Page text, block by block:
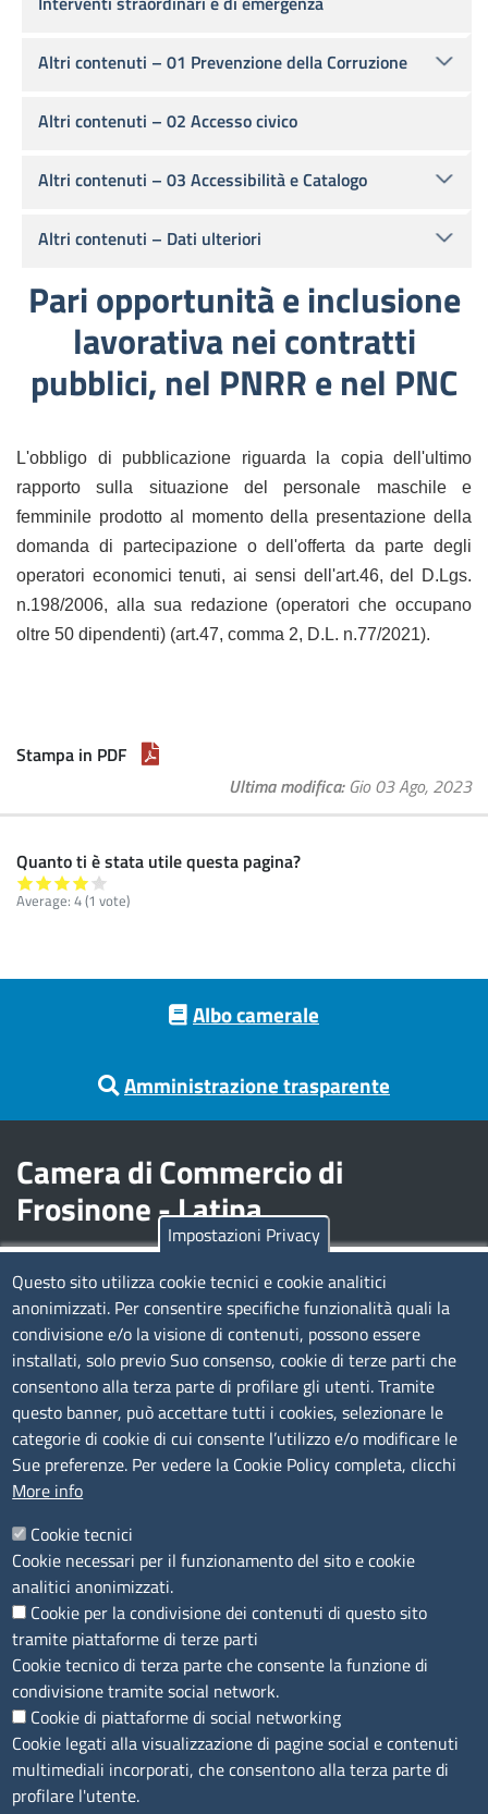
Pari opportunità e inclusione
lavorativa nei contratti
pubblici, nel PNRR e nel PNC
L'obbligo di pubblicazione riguarda la copia dell'ultimo
rapporto sulla situazione del personale maschile e
femminile prodotto al momento della presentazione della
domanda di partecipazione o dell'offerta da parte degli
operatori economici tenuti, ai sensi dell'art.46, del D.Lgs.
n.198/2006, alla sua redazione (operatori che occupano
oltre 50 dipendenti) (art.47, comma 2, D.L. n.77/2021).
Stampa in PDF
Ultima modifica Gio 03 Ago, 2023
Quanto ti è stata utile questa pagina?
Average: 4(1 vote)
Altri contenuti – 01 Prevenzione della Corruzione
Altri contenuti – 02 Accesso civico
Altri contenuti – 03 Accessibilità e Catalogo
Altri contenuti – Dati ulteriori
Albo camerale
Amministrazione trasparente
Camera di Commercio di
Frosinone - Latina
Contatti
Sede Legale di Latina: Viale Umberto I, 80 - 04100 (LT)
tel. 0773/6721
Sede di Frosinone: Via Alcide De Gasperi, 1 - 03100 (FR)
tel. 0775/2751
Peccciaa@pec.frlt.camcom.it
Ufficio relazioni con il pubblico
Codice Fiscale e Partita Iva: 02957560598
Codice univoco ufficio fatt.elettronica: 1TOEDU
Seguici su
Sito web
Accesso riservato
Impostazioni Privacy
Questo sito utilizza cookie tecnici e cookie analitici
anonimizzati. Per consentire specifiche funzionalità quali la
condivisione e/o la visione di contenuti, possono essere
installati, solo previo Suo consenso, cookie di terze parti che
consentono alla terza parte di profilare gli utenti. Tramite
questo banner, può accettare tutti i cookies, selezionare le
categorie di cookie di cui consente l’utilizzo e/o modificare le
Sue preferenze. Per vedere la Cookie Policy completa, clicchi
More info
Cookie tecnici
Cookie necessari per il funzionamento del sito e cookie
analitici anonimizzati.
Cookie per la condivisione dei contenuti di questo sito
tramite piattaforme di terze parti
Cookie tecnico di terza parte che consente la funzione di
condivisione tramite social network.
Cookie di piattaforme di social networking
Cookie legati alla visualizzazione di pagine social e contenuti
multimediali incorporati, che consentono alla terza parte di
profilare l'utente.